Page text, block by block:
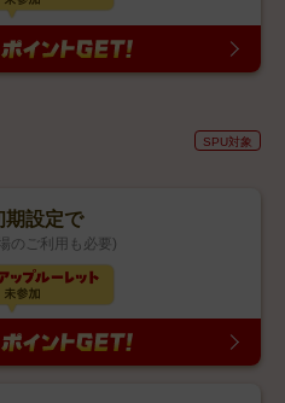
SPU対象
期設定で
のご利用も必要)